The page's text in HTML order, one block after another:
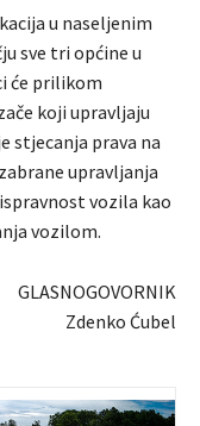
u naseljenim
sve tri općine u
će prilikom
koji upravljaju
stjecanja prava na
upravljanja
vozila kao
vozilom.
GLASNOGOVORNIK
Zdenko Ćubel